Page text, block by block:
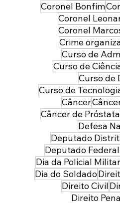
Coronel Bonfim
Coronel
Coronel
Crime
Curso de
Curso de
Curso de
Curso de
Câncer
Câncer de Próstata
Defesa
Deputado
Deputado
Dia da Policial
Dia do Soldado
Direito Civil
Direito